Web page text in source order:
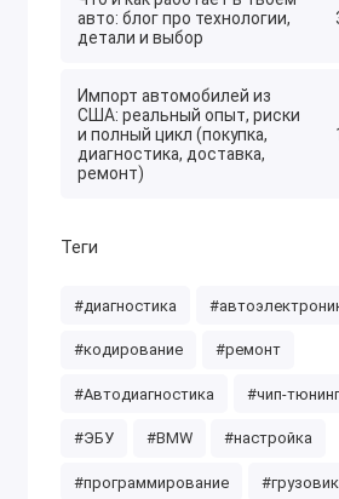
авто: блог про технологии,
детали и выбор
Импорт автомобилей из
США: реальный опыт, риски
и полный цикл (покупка,
диагностика, доставка,
ремонт)
Теги
#диагностика
#кодирование #ремонт
#Автодиагностика #чип-тюнинг
#ЭБУ #BMW #настройка
#программирование